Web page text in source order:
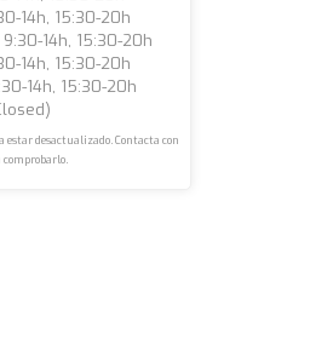
14h, 15:30-20h
14h, 15:30-20h
14h, 15:30-20h
14h, 15:30-20h
estar desactualizado. Contacta con
comprobarlo.